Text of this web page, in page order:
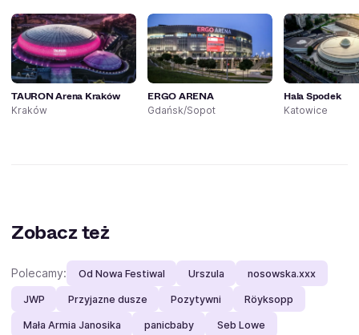
TAURON Arena Kraków
Kraków
ERGO ARENA
Gdańsk/Sopot
Hala Spodek
Katowice
Zobacz też
Polecamy: Od Nowa Festiwal Urszula nosowska.xxx
JWP Przyjazne dusze Pozytywni Röyksopp
Mała Armia Janosika panicbaby Seb Lowe